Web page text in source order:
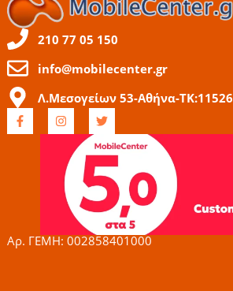
210 77 05 150
info@mobilecenter.gr
Λ.Μεσογείων 53-Αθήνα-ΤΚ:11526
F
a
c
I
n
s
g
r
a
m
T
w
t
t
e
r
Αρ. ΓΕΜΗ: 002858401000